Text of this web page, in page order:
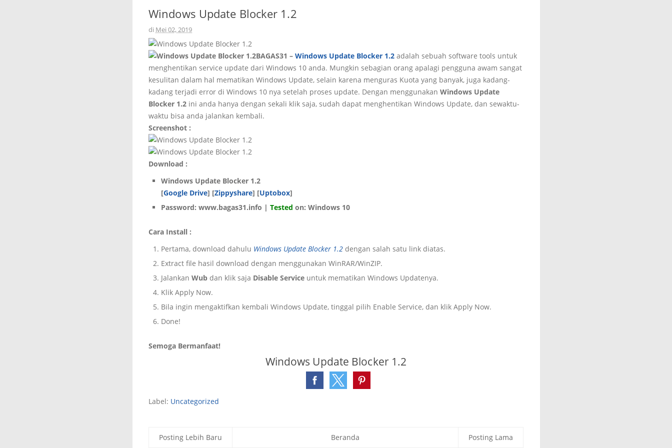
Windows Update Blocker 1.2
di Mei 02, 2019
BAGAS31 – Windows Update Blocker 1.2 adalah sebuah software tools untuk
menghentikan service update dari Windows 10 anda. Mungkin sebagian orang apalagi pengguna awam sangat
kesulitan dalam hal mematikan Windows Update, selain karena menguras Kuota yang banyak, juga kadang-
kadang terjadi error di Windows 10 nya setelah proses update. Dengan menggunakan Windows Update
Blocker 1.2 ini anda hanya dengan sekali klik saja, sudah dapat menghentikan Windows Update, dan sewaktu-
waktu bisa anda jalankan kembali.
Screenshot :
Download :
Windows Update Blocker 1.2
[Google Drive] [Zippyshare] [Uptobox]
Password: www.bagas31.info | Tested on: Windows 10
Cara Install :
Pertama, download dahulu Windows Update Blocker 1.2 dengan salah satu link diatas.
Extract file hasil download dengan menggunakan WinRAR/WinZIP.
Jalankan Wub dan klik saja Disable Service untuk mematikan Windows Updatenya.
Klik Apply Now.
Bila ingin mengaktifkan kembali Windows Update, tinggal pilih Enable Service, dan klik Apply Now.
Done!
Semoga Bermanfaat!
Windows Update Blocker 1.2
Label: Uncategorized
Posting Lebih Baru Posting Lama
Beranda